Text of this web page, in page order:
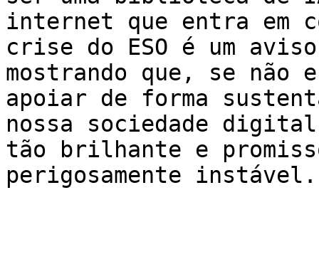
internet que entra em
crise do ESO é um
mostrando que, se não
apoiar de forma
nossa sociedade
tão brilhante e
perigosamente instável.